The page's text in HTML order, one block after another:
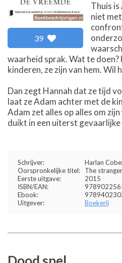
39
Thuis
niet
waarheid sprak. Wat te doen?
kinderen, ze zijn van hem. Wil
Dan zegt Hannah dat ze tijd
laat ze Adam achter met de
Adam zet alles op alles om
duikt in een uiterst gevaarlijke
Schrijver:
Harlan
Oorspronkelijke titel:
The stranger
Eerste uitgave:
2015
ISBN/EAN:
Ebook:
Uitgever:
Boekerij